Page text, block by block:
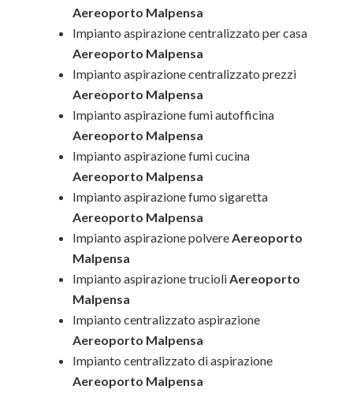
Aereoporto Malpensa
Impianto aspirazione centralizzato per casa
Aereoporto Malpensa
Impianto aspirazione centralizzato prezzi
Aereoporto Malpensa
Impianto aspirazione fumi autofficina
Aereoporto Malpensa
Impianto aspirazione fumi cucina
Aereoporto Malpensa
Impianto aspirazione fumo sigaretta
Aereoporto Malpensa
Impianto aspirazione polvereAereoporto
Malpensa
Impianto aspirazione trucioliAereoporto
Malpensa
Impianto centralizzato aspirazione
Aereoporto Malpensa
Impianto centralizzato di aspirazione
Aereoporto Malpensa